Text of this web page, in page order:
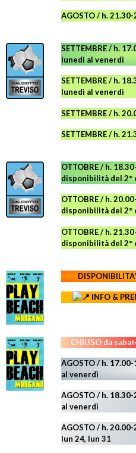
AGOSTO/ h. 21.30-
SETTEMBRE / h.
lunedì al venerdì
SETTEMBRE / h.
lunedì al venerdì
SETTEMBRE / h.
SETTEMBRE / h.
OTTOBRE / h.
disponibilità del 2°
OTTOBRE / h.
disponibilità del 2°
OTTOBRE / h.
disponibilità del 2°
INFO &
CHIUSO da
AGOSTO / h.
al venerdì
AGOSTO/ h.
al venerdì
AGOSTO / h.
lun 24, lun 31